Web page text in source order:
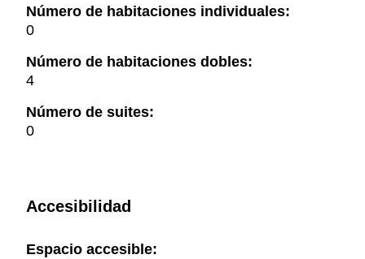
Número de habitaciones individuales:
0
Número de habitaciones dobles:
4
Número de suites:
0
Accesibilidad
Espacio accesible: